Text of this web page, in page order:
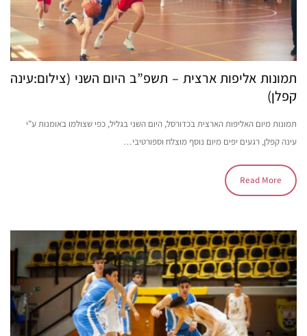
תמונות אליפות ארצית – תשפ”ב היום השני (צילום:עינה
קפלן)
תמונות מיום האליפות הארצית בכדורסל, היום השני בגליל, כפי שצולמו באומנות ע”י
עינה קפלן, רגעים יפים מיום נוסף מוצלח וספורטיבי…
Read More